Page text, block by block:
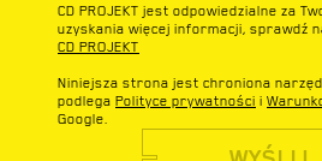
CD PROJEKT jest odpowiedzialne za
uzyskania więcej informacji, sprawdź
CD PROJEKT
Niniejsza strona jest chroniona
podlega Polityce prywatności i
Google.